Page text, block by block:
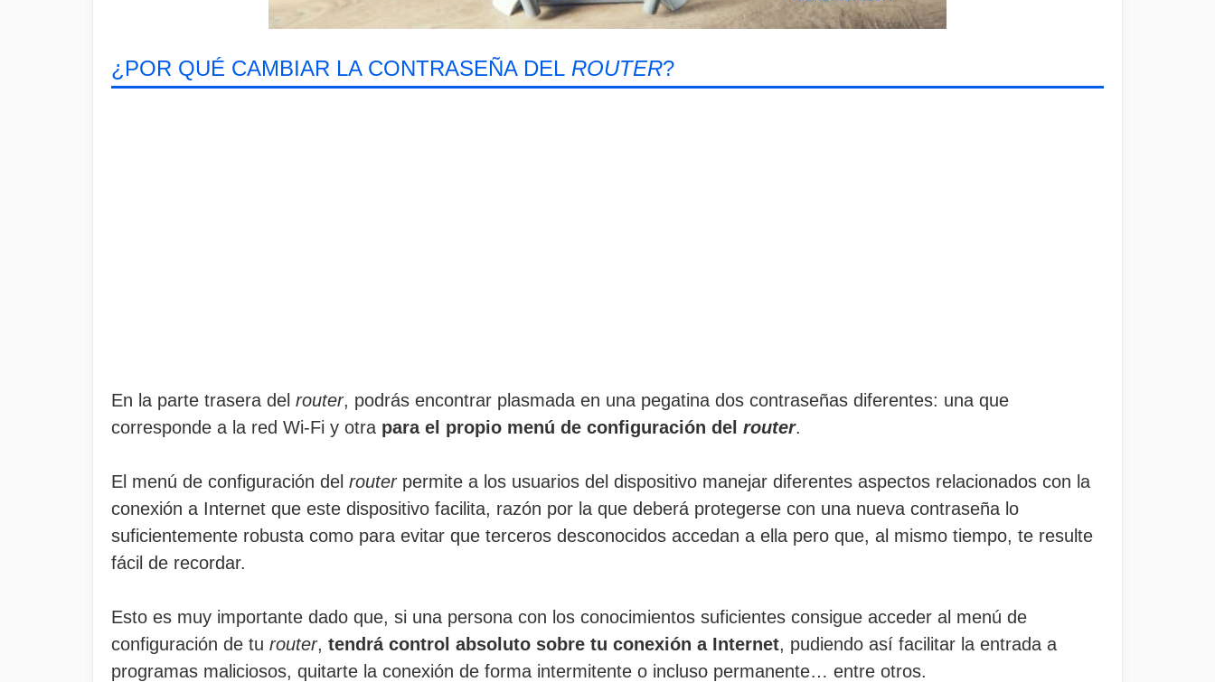
¿POR QUÉ CAMBIAR LA CONTRASEÑA DEL ROUTER?
En la parte trasera del router, podrás encontrar plasmada en una pegatina dos contraseñas diferentes: una que
corresponde a la red Wi-Fi y otra para el propio menú de configuración del router.
El menú de configuración del routerpermite a los usuarios del dispositivo manejar diferentes aspectos relacionados con la
conexión a Internet que este dispositivo facilita, razón por la que deberá protegerse con una nueva contraseña lo
suficientemente robusta como para evitar que terceros desconocidos accedan a ella pero que, al mismo tiempo, te resulte
fácil de recordar.
Esto es muy importante dado que, si una persona con los conocimientos suficientes consigue acceder al menú de
configuración de tu router, tendrá control absoluto sobre tu conexión a Internet, pudiendo así facilitar la entrada a
programas maliciosos, quitarte la conexión de forma intermitente o incluso permanente… entre otros.